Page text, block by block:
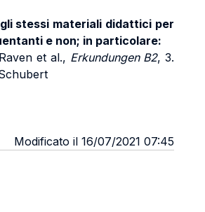
stessi materiali didattici per
e non; in particolare:
et al., Erkundungen B2, 3.
Modificato il 16/07/2021 07:45